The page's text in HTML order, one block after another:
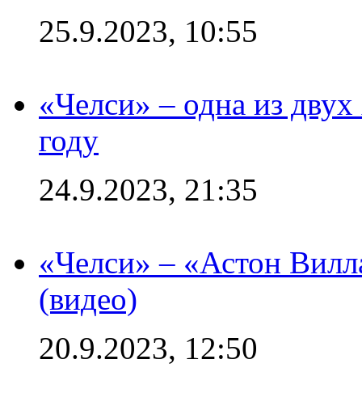
25.9.2023, 10:55
«Челси» – одна из
году
24.9.2023, 21:35
«Челси» – «Астон
(видео)
20.9.2023, 12:50